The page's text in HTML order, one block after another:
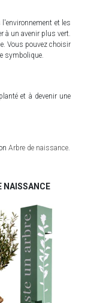
l'environnement et les
à un avenir plus vert.
Vous pouvez choisir
symbolique.
et à devenir une
Arbre de naissance
NAISSANCE